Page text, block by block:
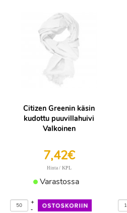
Citizen Greenin käsin
kudottu puuvillahuivi
Valkoinen
7,42€
Hinta / KPL
Varastossa
-
+